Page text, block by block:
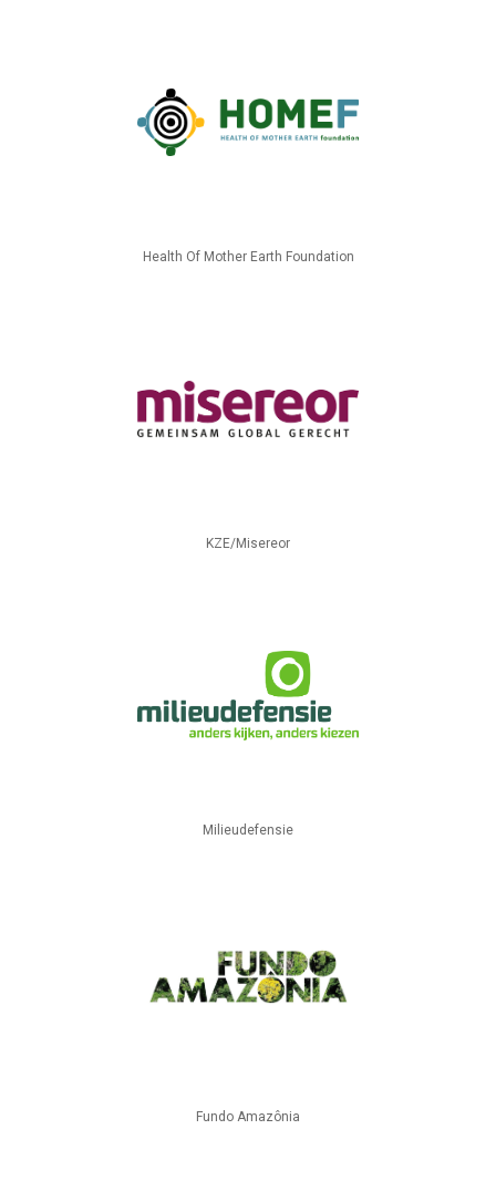
Health Of Mother Earth Foundation
KZE/Misereor
Milieudefensie
Fundo Amazônia